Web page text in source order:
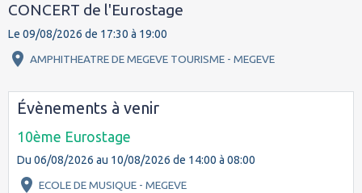
CONCERT de l'Eurostage
Le 09/08/2026 de 17:30 à 19:00
AMPHITHEATRE DE MEGEVE TOURISME - MEGEVE
Évènements à venir
10ème Eurostage
Du 06/08/2026 au 10/08/2026 de 14:00 à 08:00
ECOLE DE MUSIQUE - MEGEVE